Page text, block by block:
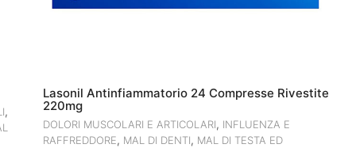
,
Lasonil Antinfiammatorio 24 Compresse Rivestite
220mg
DOLORI MUSCOLARI E ARTICOLARI, INFLUENZA E
RAFFREDDORE, MAL DI DENTI, MAL DI TESTA ED